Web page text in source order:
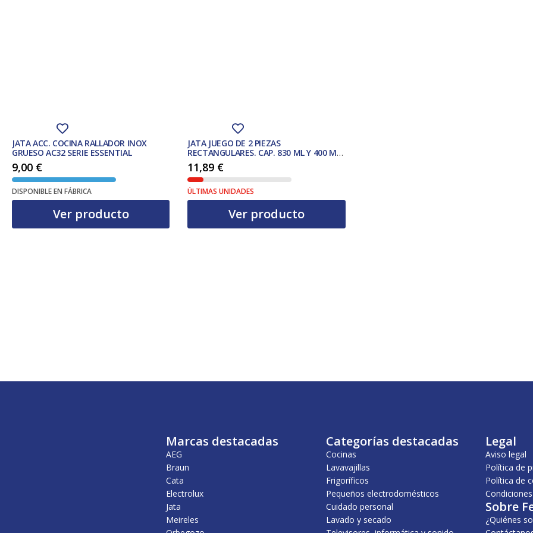
JATA ACC. COCINA RALLADOR INOX
GRUESO AC32 SERIE ESSENTIAL
9,00 €
DISPONIBLE EN FÁBRICA
Ver producto
JATA JUEGO DE 2 PIEZAS
RECTANGULARES. CAP. 830 ML Y 400 ML.
MODELO RC52
11,89 €
ÚLTIMAS UNIDADES
Ver producto
Marcas destacadas
AEG
Braun
Cata
Electrolux
Jata
Meireles
Categorías destacadas
Cocinas
Lavavajillas
Frigoríficos
Pequeños electrodomésticos
Cuidado personal
Lavado y secado
Legal
Aviso legal
Política de
Política de
Sobre
¿Quiénes